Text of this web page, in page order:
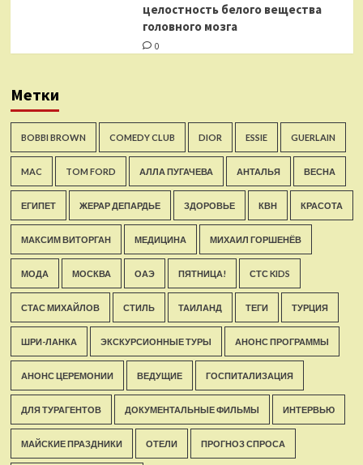
целостность белого вещества
головного мозга
0
Метки
BOBBI BROWN COMEDY CLUB DIOR ESSIE GUERLAIN
MAC TOM FORD АЛЛА ПУГАЧЕВА АНТАЛЬЯ ВЕСНА
ЕГИПЕТ ЖЕРАР ДЕПАРДЬЕ ЗДОРОВЬЕ КВН КРАСОТА
МАКСИМ ВИТОРГАН МЕДИЦИНА МИХАИЛ ГОРШЕНЁВ
МОДА МОСКВА ОАЭ ПЯТНИЦА! СТС KIDS
СТАС МИХАЙЛОВ СТИЛЬ ТАИЛАНД ТЕГИ ТУРЦИЯ
ШРИ-ЛАНКА ЭКСКУРСИОННЫЕ ТУРЫ АНОНС ПРОГРАММЫ
АНОНС ЦЕРЕМОНИИ ВЕДУЩИЕ ГОСПИТАЛИЗАЦИЯ
ДЛЯ ТУРАГЕНТОВ ДОКУМЕНТАЛЬНЫЕ ФИЛЬМЫ ИНТЕРВЬЮ
МАЙСКИЕ ПРАЗДНИКИ ОТЕЛИ ПРОГНОЗ СПРОСА